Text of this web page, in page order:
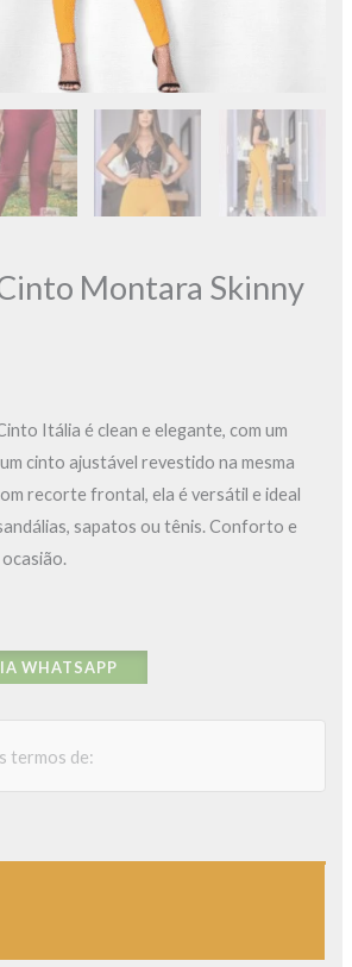
Montara Skinny
Itália é clean e elegante, com um
cinto ajustável revestido na mesma
recorte frontal, ela é versátil e ideal
sapatos ou tênis. Conforto e
WHATSAPP
termos de: